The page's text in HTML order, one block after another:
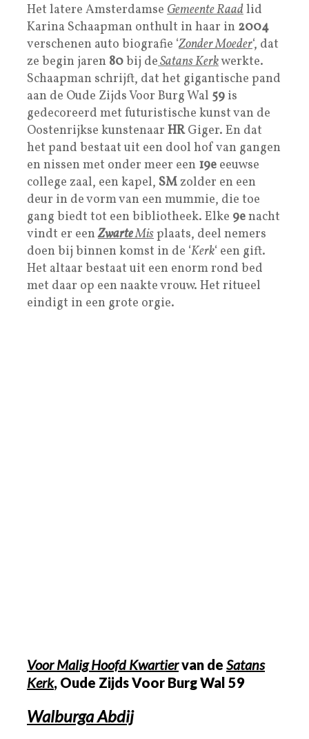
Het latere Amsterdamse Gemeente Raadlid
Karina Schaapman onthult in haar in 2004
verschenen auto biografie ‘Zonder Moeder‘, dat
ze begin jaren 80bij deSatans Kerkwerkte.
Schaapman schrijft, dat het gigantische pand
aan de Oude Zijds Voor Burg Wal 59 is
gedecoreerd met futuristische kunst van de
Oostenrijkse kunstenaar HRGiger. En dat
het pand bestaat uit een dool hof van gangen
en nissen met onder meer een 19e eeuwse
college zaal, een kapel, SMzolder en een
deur in de vorm van een mummie, die toe
gang biedt tot een bibliotheek. Elke 9enacht
vindt er eenZwarteMisplaats, deel nemers
doen bij binnen komst in de ‘Kerk‘ een gift.
Het altaar bestaat uit een enorm rond bed
met daar op een naakte vrouw. Het ritueel
eindigt in een grote orgie.
Voor Malig Hoofd Kwartiervan de Satans
Kerk, Oude Zijds Voor Burg Wal 59
Walburga Abdij